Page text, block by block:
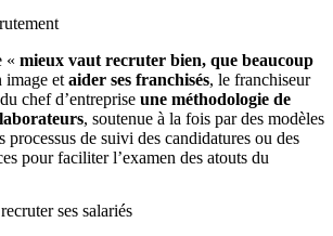
« mieux vaut recruter bien, que beaucoup
image et aider ses franchisés, le franchiseur
chef d’entreprise une méthodologie de
, soutenue à la fois par des modèles
processus de suivi des candidatures ou des
pour faciliter l’examen des atouts du
ses salariés